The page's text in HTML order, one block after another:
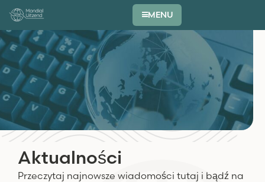
MENU
Aktualności
Przeczytaj najnowsze wiadomości tutaj i bądź na